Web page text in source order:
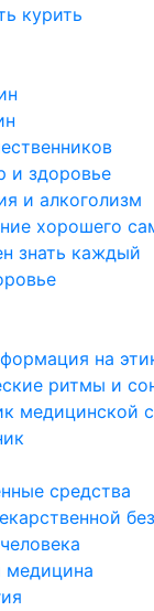
курить
и здоровье
и алкоголизм
хорошего
знать каждый
на
ритмы и
медицинской
средства
медицина